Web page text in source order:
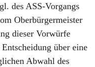
des ASS-Vorgangs
Oberbürgermeister
dieser Vorwürfe
über eine
Abwahl des